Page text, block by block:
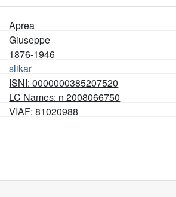
Aprea
Giuseppe
1876-1946
slikar
ISNI: 0000000385207520
LC Names: n 2008066750
VIAF: 81020988